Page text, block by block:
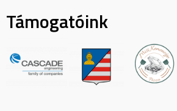
Támogatóink